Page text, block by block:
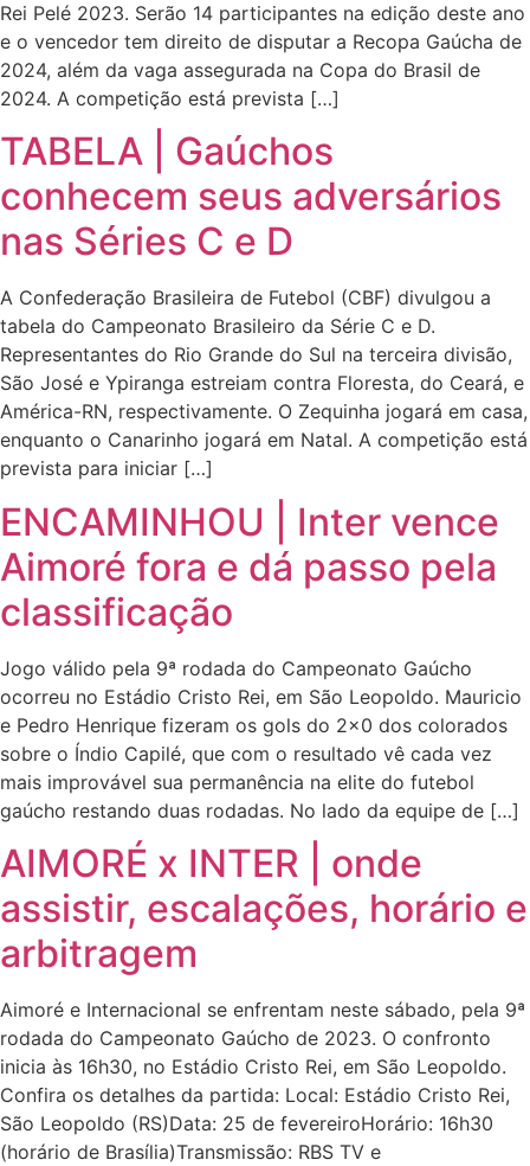
Rei Pelé 2023. Serão 14 participantes na edição deste ano
e o vencedor tem direito de disputar a Recopa Gaúcha de
2024, além da vaga assegurada na Copa do Brasil de
2024. A competição está prevista […]
TABELA | Gaúchos
conhecem seus adversários
nas Séries C e D
A Confederação Brasileira de Futebol (CBF) divulgou a
tabela do Campeonato Brasileiro da Série C e D.
Representantes do Rio Grande do Sul na terceira divisão,
São José e Ypiranga estreiam contra Floresta, do Ceará, e
América-RN, respectivamente. O Zequinha jogará em casa,
enquanto o Canarinho jogará em Natal. A competição está
prevista para iniciar […]
ENCAMINHOU | Inter vence
Aimoré fora e dá passo pela
classificação
Jogo válido pela 9ª rodada do Campeonato Gaúcho
ocorreu no Estádio Cristo Rei, em São Leopoldo. Mauricio
e Pedro Henrique fizeram os gols do 2×0 dos colorados
sobre o Índio Capilé, que com o resultado vê cada vez
mais improvável sua permanência na elite do futebol
gaúcho restando duas rodadas. No lado da equipe de […]
AIMORÉ x INTER | onde
assistir, escalações, horário e
arbitragem
Aimoré e Internacional se enfrentam neste sábado, pela 9ª
rodada do Campeonato Gaúcho de 2023. O confronto
inicia às 16h30, no Estádio Cristo Rei, em São Leopoldo.
Confira os detalhes da partida: Local: Estádio Cristo Rei,
São Leopoldo (RS)Data: 25 de fevereiroHorário: 16h30
(horário de Brasília)Transmissão: RBS TV e